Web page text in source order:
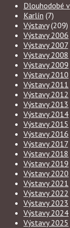
Dlouhodobé
Karlín (7)
Výstavy(209)
Výstavy 2006
Výstavy 2007
Výstavy 2008
Výstavy 2009
Výstavy 2010
Výstavy 2011
Výstavy 2012
Výstavy 2013
Výstavy 2014
Výstavy 2015
Výstavy 2016
Výstavy 2017
Výstavy 2018
Výstavy 2019
Výstavy 2020
Výstavy 2021
Výstavy 2022
Výstavy 2023
Výstavy 2024
Výstavy 2025